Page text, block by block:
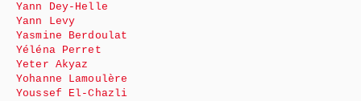
Yann Dey-Helle
Yann Levy
Yasmine Berdoulat
Yéléna Perret
Yeter Akyaz
Yohanne Lamoulère
Youssef El-Chazli